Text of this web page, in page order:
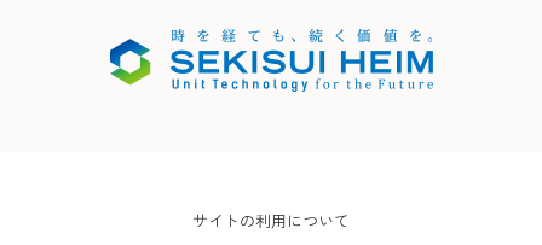
サイトの利用について